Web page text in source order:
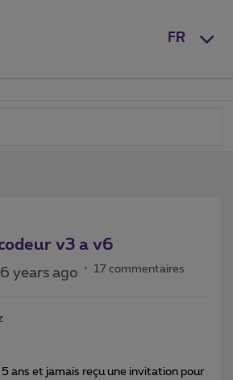
FR
v3 a v6
years ago 17 commentaires
ans et jamais reçu une invitation pour